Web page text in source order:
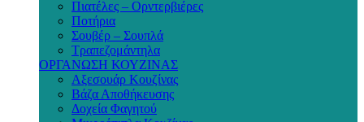
Πιατέλες – Ορντερβιέρες
Ποτήρια
Σουβέρ – Σουπλά
Τραπεζομάντηλα
ΟΡΓΑΝΩΣΗ ΚΟΥΖΙΝΑΣ
Αξεσουάρ Κουζίνας
Βάζα Αποθήκευσης
Δοχεία Φαγητού